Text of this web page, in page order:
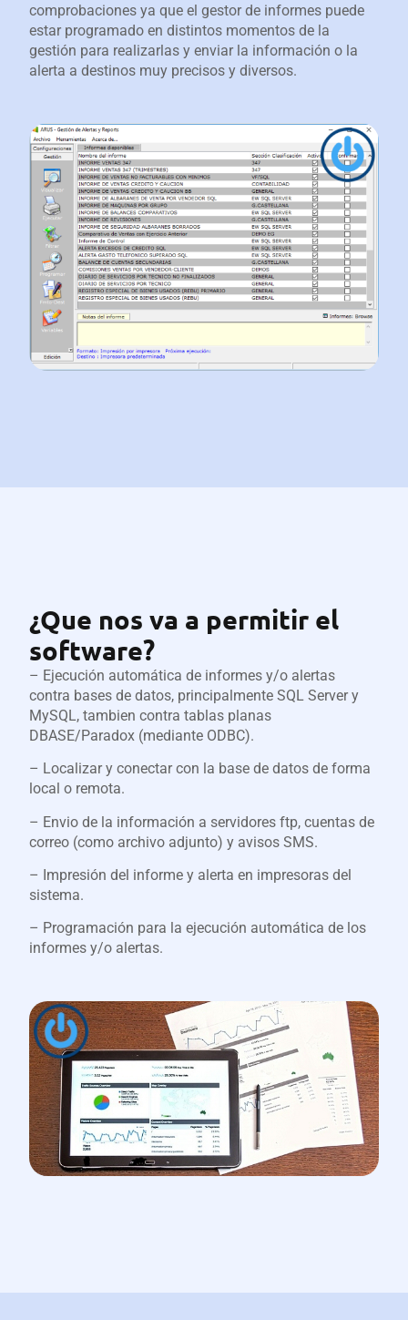
comprobaciones ya que el gestor de informes puede
estar programado en distintos momentos de la
gestión para realizarlas y enviar la información o la
alerta a destinos muy precisos y diversos.
¿Que nos va a permitir el
software?
– Ejecución automática de informes y/o alertas
contra bases de datos, principalmente SQL Server y
MySQL, tambien contra tablas planas
DBASE/Paradox (mediante ODBC).
– Localizar y conectar con la base de datos de forma
local o remota.
– Envio de la información a servidores ftp, cuentas de
correo (como archivo adjunto) y avisos SMS.
– Impresión del informe y alerta en impresoras del
sistema.
– Programación para la ejecución automática de los
informes y/o alertas.